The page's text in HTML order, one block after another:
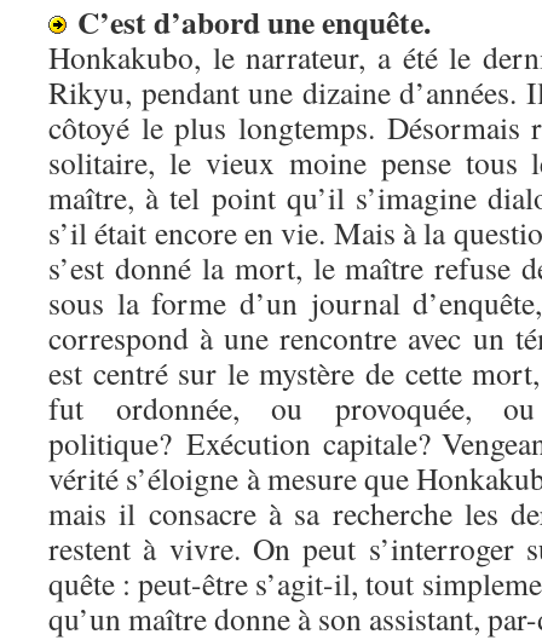
C’est d’abord une enquête.
Honkakubo, le narrateur, a été le
Rikyu, pendant une dizaine d’années.
côtoyé le plus longtemps. Désormais
solitaire, le vieux moine pense tous
maître, à tel point qu’il s’imagine
s’il était encore en vie. Mais à la
s’est donné la mort, le maître refuse
sous la forme d’un journal
correspond à une rencontre avec un
est centré sur le mystère de cette
fut ordonnée, ou provoquée, ou
politique? Exécution capitale?
vérité s’éloigne à mesure que
mais il consacre à sa recherche les
restent à vivre. On peut s’interroger
quête : peut-être s’agit-il, tout
qu’un maître donne à son assistant,